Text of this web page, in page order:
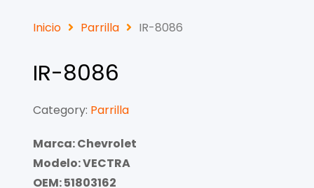
Inicio Parrilla IR-8086
IR-8086
Category: Parrilla
Marca: Chevrolet
Modelo: VECTRA
OEM: 51803162